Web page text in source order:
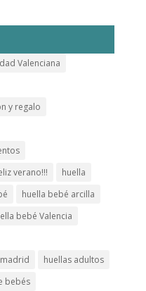
Valenciana
y regalo
verano!!!
huella
huella bebé arcilla
bebé Valencia
huellas adultos
bebés